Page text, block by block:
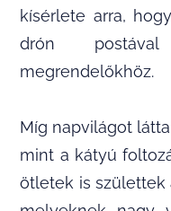
kísérlete arra,
drón
megrendelőkhöz.
Míg napvilágot
mint a kátyú
ötletek is születtek